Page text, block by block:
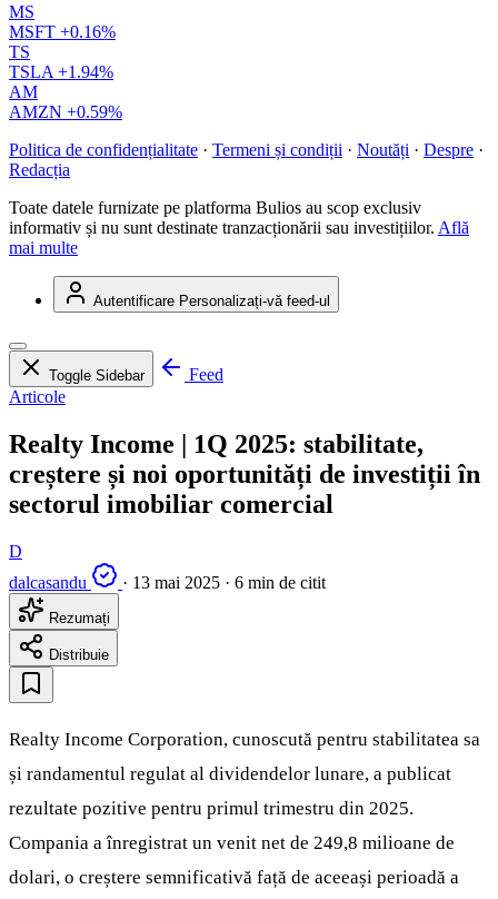
MS
MSFT +0.16%
TS
TSLA +1.94%
AM
AMZN +0.59%
Politica de confidențialitate · Termeni și condiții · Noutăți · Despre ·
Redacția
Toate datele furnizate pe platforma Bulios au scop exclusiv
informativ și nu sunt destinate tranzacționării sau investițiilor. Află
mai multe
Autentificare Personalizați-vă feed-ul
Toggle Sidebar
Feed
Articole
Realty Income | 1Q 2025: stabilitate,
creștere și noi oportunități de investiții în
sectorul imobiliar comercial
D
dalcasandu
· 13 mai 2025 · 6 min de citit
Rezumați
Distribuie
Realty Income Corporation, cunoscută pentru stabilitatea sa
și randamentul regulat al dividendelor lunare, a publicat
rezultate pozitive pentru primul trimestru din 2025.
Compania a înregistrat un venit net de 249,8 milioane de
dolari, o creștere semnificativă față de aceeași perioadă a